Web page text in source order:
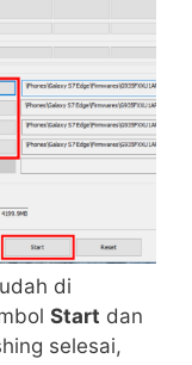
di
Start dan
selesai,